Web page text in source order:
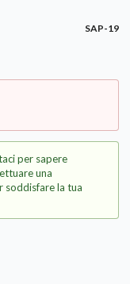
SAP-19
per sapere
una
soddisfare la tua